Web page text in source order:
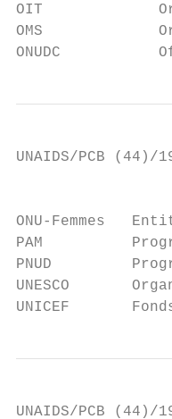
OIT
OMS
ONUDC
UNAIDS/PCB (44)/
ONU-Femmes
PAM
PNUD
UNESCO
UNICEF
UNAIDS/PCB (44)/